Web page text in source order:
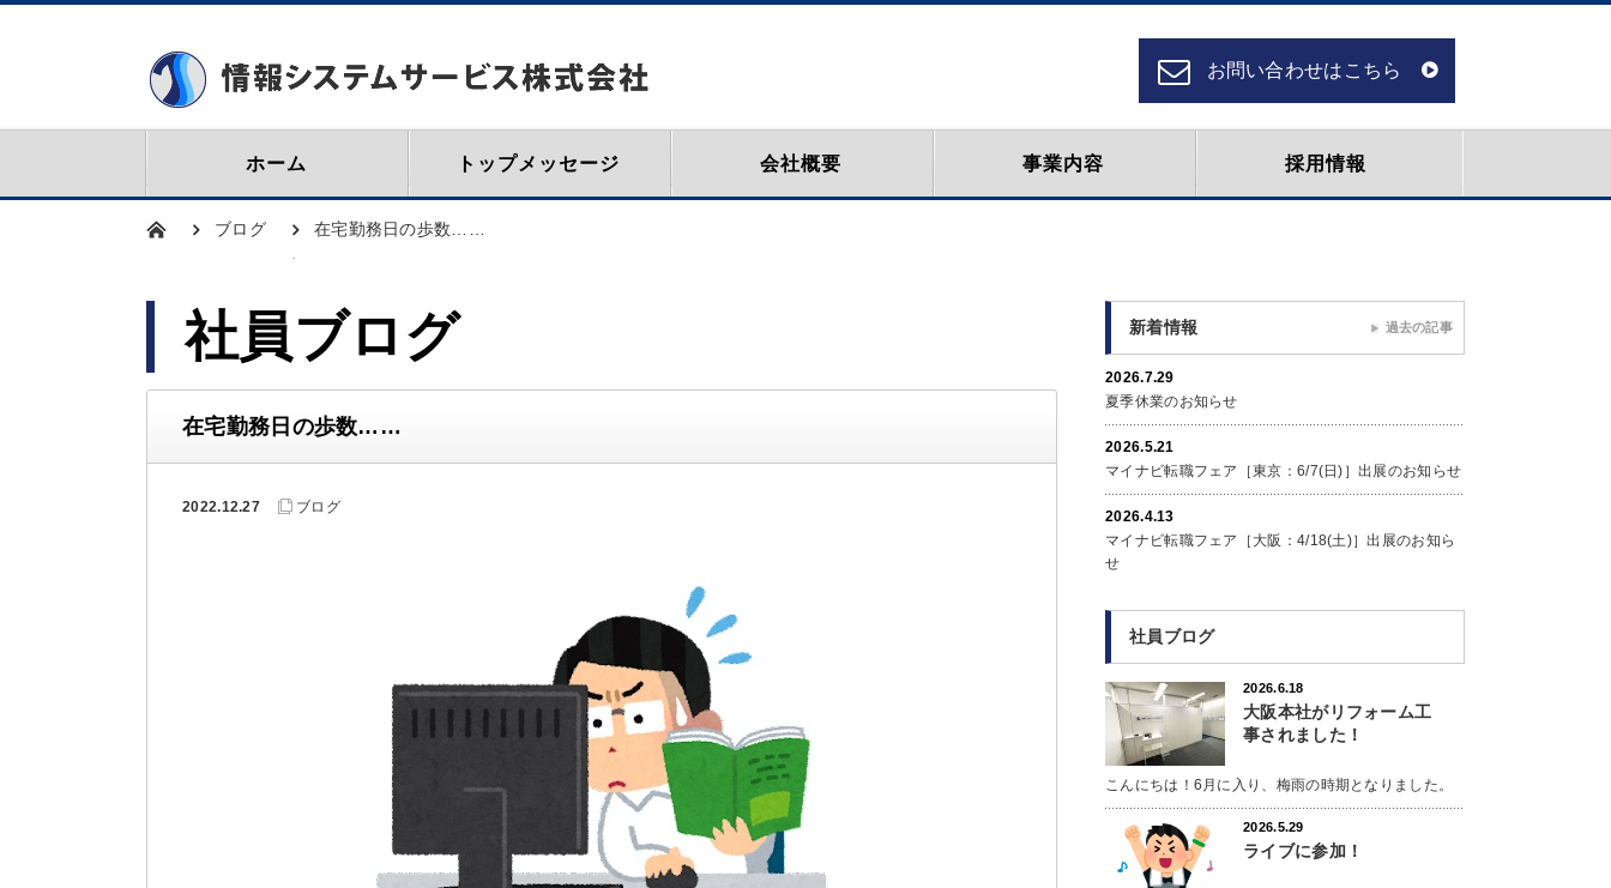
お問い合わせはこちら
ホーム トップメッセージ 会社概要 事業内容 採用情報
ブログ 在宅勤務日の歩数……
社員ブログ
在宅勤務日の歩数……
2022.12.27 ブログ
新着情報
2026.7.29
夏季休業のお知らせ
2026.5.21
マイナビ転職フェア［東京：6/7(日)］出展のお知らせ
2026.4.13
マイナビ転職フェア［大阪：4/18(土)］出展のお知ら
せ
過去の記事
社員ブログ
2026.6.18
大阪本社がリフォーム工
事されました！
こんにちは！6月に入り、梅雨の時期となりました。
2026.5.29
ライブに参加！